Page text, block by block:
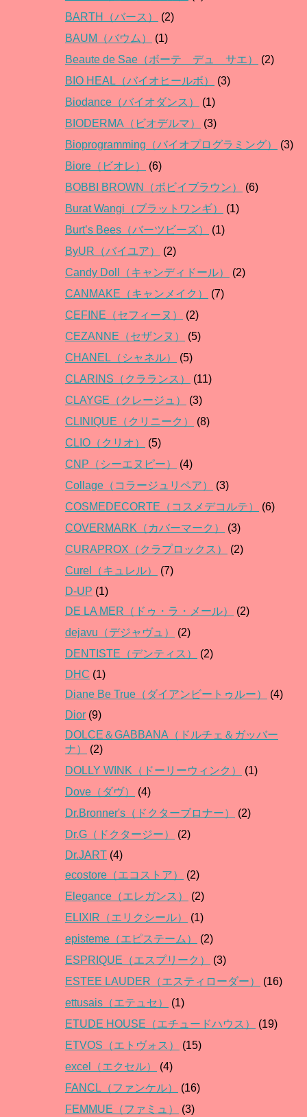
BARTH（バース）
(2)
BAUM（バウム）
(1)
Beaute de Sae（ボーテ デュ サエ）
(2)
BIO HEAL（バイオヒールボ）
(3)
Biodance（バイオダンス）
(1)
BIODERMA（ビオデルマ）
(3)
Bioprogramming（バイオプログラミング）
(3)
Biore（ビオレ）
(6)
BOBBI BROWN（ボビイブラウン）
(6)
Burat Wangi（ブラットワンギ）
(1)
Burt’s Bees（バーツビーズ）
(1)
ByUR（バイユア）
(2)
Candy Doll（キャンディドール）
(2)
CANMAKE（キャンメイク）
(7)
CEFINE（セフィーヌ）
(2)
CEZANNE（セザンヌ）
(5)
CHANEL（シャネル）
(5)
CLARINS（クラランス）
(11)
CLAYGE（クレージュ）
(3)
CLINIQUE（クリニーク）
(8)
CLIO（クリオ）
(5)
CNP（シーエヌピー）
(4)
Collage（コラージュリペア）
(3)
COSMEDECORTE（コスメデコルテ）
(6)
COVERMARK（カバーマーク）
(3)
CURAPROX（クラプロックス）
(2)
Curel（キュレル）
(7)
D-UP (1)
DE LA MER（ドゥ・ラ・メール）
(2)
dejavu（デジャヴュ）
(2)
DENTISTE（デンティス）
(2)
DHC (1)
Diane Be True（ダイアンビートゥルー）
(4)
Dior (9)
DOLCE＆GABBANA（ドルチェ＆ガッバー
ナ）
(2)
DOLLY WINK（ドーリーウィンク）
(1)
Dove（ダヴ）
(4)
Dr.Bronner's（ドクターブロナー）
(2)
Dr.G（ドクタージー）
(2)
Dr.JART (4)
ecostore（エコストア）
(2)
Elegance（エレガンス）
(2)
ELIXIR（エリクシール）
(1)
episteme（エピステーム）
(2)
ESPRIQUE（エスプリーク）
(3)
ESTEE LAUDER（エスティローダー）
(16)
ettusais（エテュセ）
(1)
ETUDE HOUSE（エチュードハウス）
(19)
ETVOS（エトヴォス）
(15)
excel（エクセル）
(4)
FANCL（ファンケル）
(16)
FEMMUE（ファミュ）
(3)